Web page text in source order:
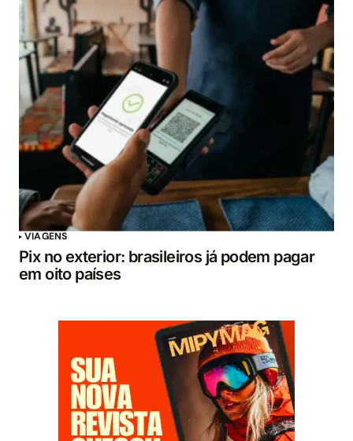
VIAGENS
Pix no exterior: brasileiros já podem pagar
em oito países